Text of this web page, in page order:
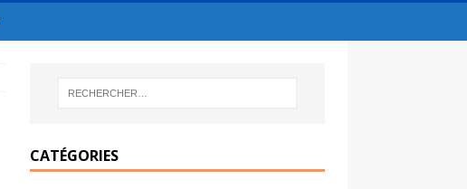
CATÉGORIES